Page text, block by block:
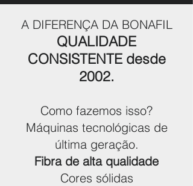
A DIFERENÇA DA BONAFIL
QUALIDADE
CONSISTENTE desde
2002.
Como fazemos isso?
Máquinas tecnológicas de
última geração.
Fibra de alta qualidade
Cores sólidas